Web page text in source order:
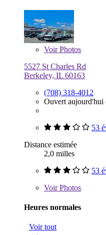
VoirPhotos
5527 St Charles Rd
Berkeley, IL 60163
(708) 318-4012
Ouvert aujourd'hui
53
Distance estimée
2,0 milles
53
VoirPhotos
Heures normales
Voir tout